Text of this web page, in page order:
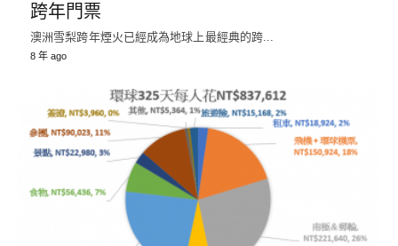
跨年門票
澳洲雪梨跨年煙火已經成為地球上最經典的跨...
8 年 ago